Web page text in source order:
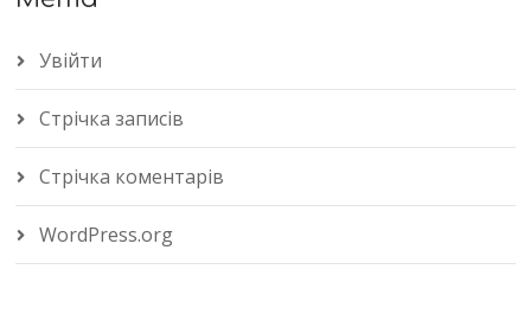
Увійти
Стрічка записів
Стрічка коментарів
WordPress.org